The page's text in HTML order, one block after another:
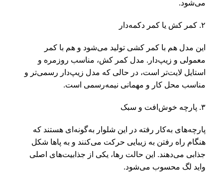
می‌شود.
۲. کمر کش یا کمر دکمه‌دار
این مدل هم با کمر کشی تولید می‌شود و هم با کمر
معمولی و زیپ‌دار. مدل کمر کش، مناسب روزمره و
استایل لایت‌تر است، در حالی که مدل زیپ‌دار رسمی‌تر و
مناسب محل کار و مهمانی نیمه‌رسمی است.
۳. پارچه خوش‌افت و سبک
پارچه‌های به‌کار رفته در این شلوار به‌گونه‌ای هستند که
هنگام راه رفتن به زیبایی حرکت می‌کنند و به پاها شکل
جذابی می‌دهند. این حالت رها، یکی از جذابیت‌های اصلی
واید لگ محسوب می‌شود.